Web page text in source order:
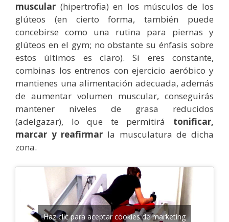
muscular (hipertrofia) en los músculos de los
glúteos (en cierto forma, también puede
concebirse como una rutina para piernas y
glúteos en el gym; no obstante su énfasis sobre
estos últimos es claro). Si eres constante,
combinas los entrenos con ejercicio aeróbico y
mantienes una alimentación adecuada, además
de aumentar volumen muscular, conseguirás
mantener niveles de grasa reducidos
(adelgazar), lo que te permitirá tonificar,
marcar y reafirmar la musculatura de dicha
zona.
Haz clic para aceptar cookies de marketing